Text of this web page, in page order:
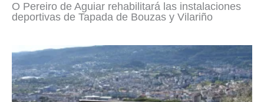
O Pereiro de Aguiar rehabilitará las instalaciones
deportivas de Tapada de Bouzas y Vilariño